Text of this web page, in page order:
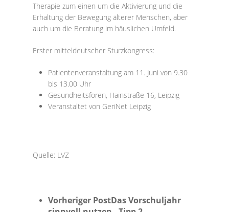
Therapie zum einen um die Aktivierung und die
Erhaltung der Bewegung älterer Menschen, aber
auch um die Beratung im häuslichen Umfeld.
Erster mitteldeutscher Sturzkongress:
Patientenveranstaltung am 11. Juni von 9.30
bis 13.00 Uhr
Gesundheitsforen, Hainstraße 16, Leipzig
Veranstaltet von GeriNet Leipzig
Quelle: LVZ
Vorheriger PostDas Vorschuljahr